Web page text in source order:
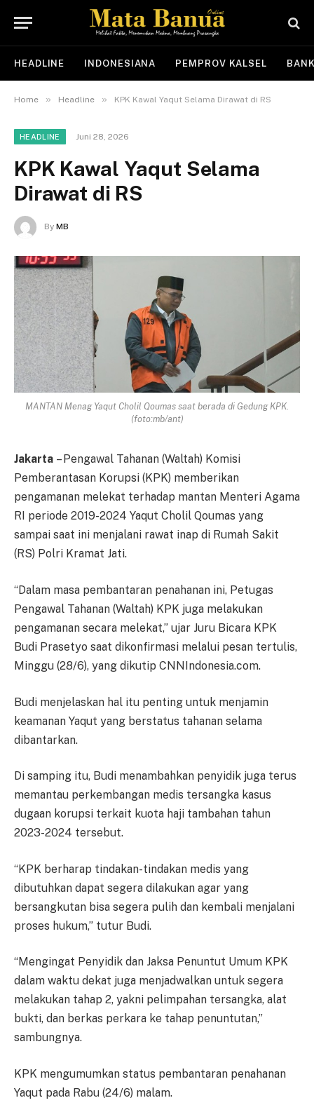
HEADLINE INDONESIANA PEMPROV KALSEL
Home » Headline » KPK Kawal Yaqut Selama Dirawat di RS
HEADLINE Juni 28, 2026
KPK Kawal Yaqut Selama
Dirawat di RS
By MB
MANTAN Menag Yaqut Cholil Qoumas saat berada di Gedung KPK.
(foto:mb/ant)
Jakarta – Pengawal Tahanan (Waltah) Komisi
Pemberantasan Korupsi (KPK) memberikan
pengamanan melekat terhadap mantan Menteri Agama
RI periode 2019-2024 Yaqut Cholil Qoumas yang
sampai saat ini menjalani rawat inap di Rumah Sakit
(RS) Polri Kramat Jati.
“Dalam masa pembantaran penahanan ini, Petugas
Pengawal Tahanan (Waltah) KPK juga melakukan
pengamanan secara melekat,” ujar Juru Bicara KPK
Budi Prasetyo saat dikonfirmasi melalui pesan tertulis,
Minggu (28/6), yang dikutip CNNIndonesia.com.
Budi menjelaskan hal itu penting untuk menjamin
keamanan Yaqut yang berstatus tahanan selama
dibantarkan.
Di samping itu, Budi menambahkan penyidik juga terus
memantau perkembangan medis tersangka kasus
dugaan korupsi terkait kuota haji tambahan tahun
2023-2024 tersebut.
“KPK berharap tindakan-tindakan medis yang
dibutuhkan dapat segera dilakukan agar yang
bersangkutan bisa segera pulih dan kembali menjalani
proses hukum,” tutur Budi.
“Mengingat Penyidik dan Jaksa Penuntut Umum KPK
dalam waktu dekat juga menjadwalkan untuk segera
melakukan tahap 2, yakni pelimpahan tersangka, alat
bukti, dan berkas perkara ke tahap penuntutan,”
sambungnya.
KPK mengumumkan status pembantaran penahanan
Yaqut pada Rabu (24/6) malam.